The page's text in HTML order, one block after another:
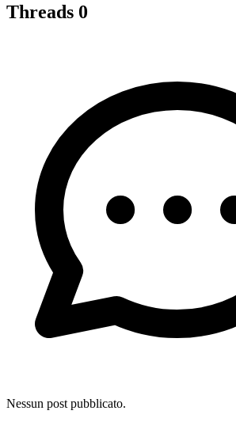
Threads 0
Nessun post pubblicato.